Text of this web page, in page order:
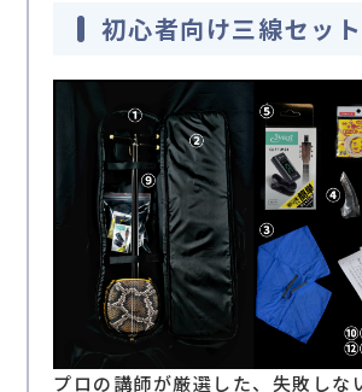
初心者向け三線セッ
プロの講師が厳選した、失敗しな